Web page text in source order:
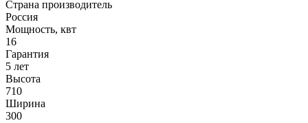
Страна производитель
Россия
Мощность, квт
16
Гарантия
5 лет
Высота
710
Ширина
300